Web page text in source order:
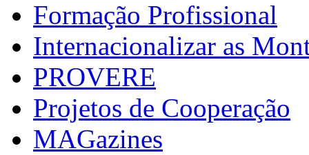
Formação Profissional
Internacionalizar as
PROVERE
Projetos de Cooperação
MAGazines